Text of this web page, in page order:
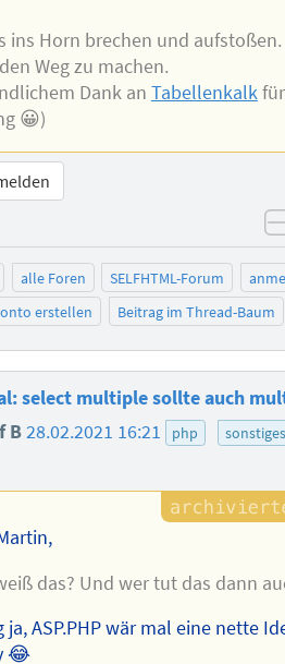
ins Horn brechen und
Weg zu machen.
Dank an Tabellenkalk
😀)
alle Foren SELFHTML-Forum
erstellen
Beitrag im Thread-Baum
select multiple sollte auch
B28.02.2021 16:21 php sonstiges
das? Und wer tut das dann
ja, ASP.PHP wär mal eine nette
😂